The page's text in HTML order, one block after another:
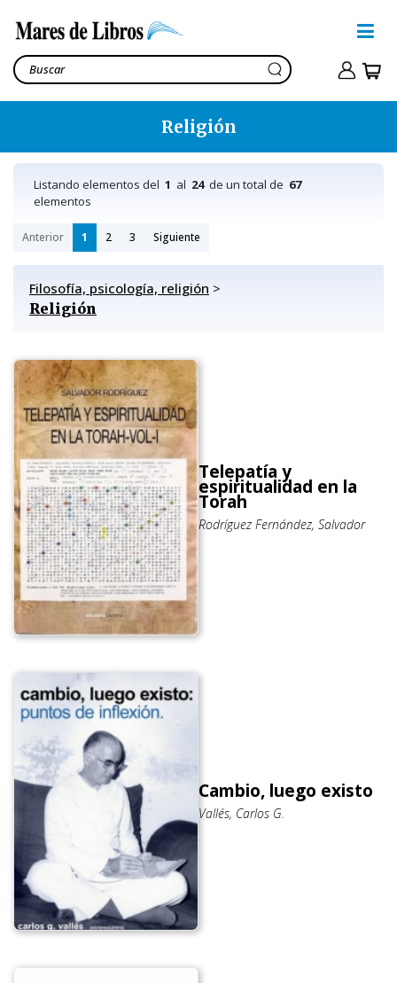
Religión
Listando elementos del 1 al 24de un total de 67
elementos
Anterior 1 2 3 Siguiente
Filosofía, psicología, religión >
Religión
Telepatía y
espiritualidad en la
Torah
Rodríguez Fernández, Salvador
Cambio, luego existo
Vallés, Carlos G.